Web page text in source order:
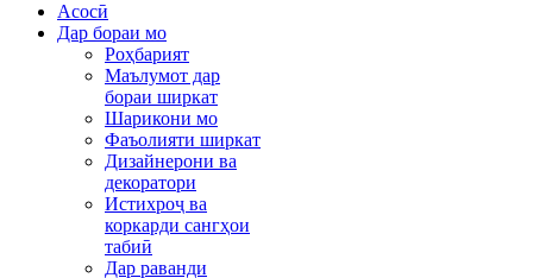
Асосӣ
Дар бораи мо
Роҳбарият
Маълумот дар
бораи ширкат
Шарикони мо
Фаъолияти ширкат
Дизайнерони ва
декоратори
Истихроҷ ва
коркарди сангҳои
табиӣ
Дар раванди